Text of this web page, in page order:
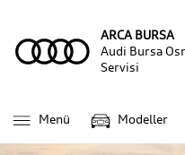
ARCA BURSA
Audi Bursa
Servisi
Menü Modeller